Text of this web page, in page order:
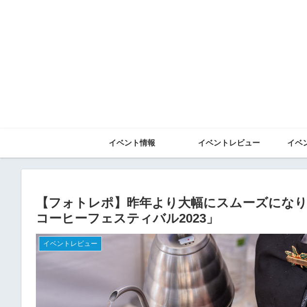
イベント情報 イベントレビュー イベ
【フォトレポ】昨年より大幅にスムーズにな
コーヒーフェスティバル2023」
イベントレビュー